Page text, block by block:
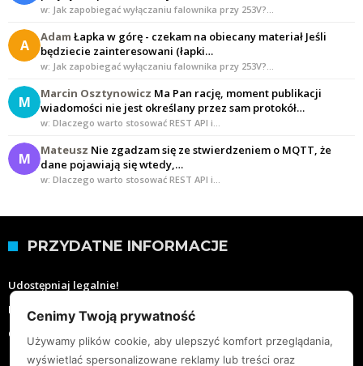
w: Jak zapobiegać wyłączaniu falownika przy 253V?…
A Adam Łapka w górę - czekam na obiecany materiał Jeśli
będziecie zainteresowani (łapki…
w: Jak zapobiegać wyłączaniu falownika przy 253V?…
M Marcin Osztynowicz Ma Pan rację, moment publikacji
wiadomości nie jest określany przez sam protokół…
w: Dlaczego warto stosować REST API i…
M Mateusz Nie zgadzam się ze stwierdzeniem o MQTT, że
dane pojawiają się wtedy,…
w: Dlaczego warto stosować REST API i…
PRZYDATNE INFORMACJE
Udostępniaj legalnie!
Moje wartości
O mnie
Cenimy Twoją prywatność
Używamy plików cookie, aby ulepszyć komfort przeglądania,
wyświetlać spersonalizowane reklamy lub treści oraz